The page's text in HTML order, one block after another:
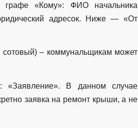
графе «Кому»: ФИО начальника
адресок. Ниже — «От
сотовый) – коммунальщикам может
«Заявление». В данном случае
заявка на ремонт крыши, а не